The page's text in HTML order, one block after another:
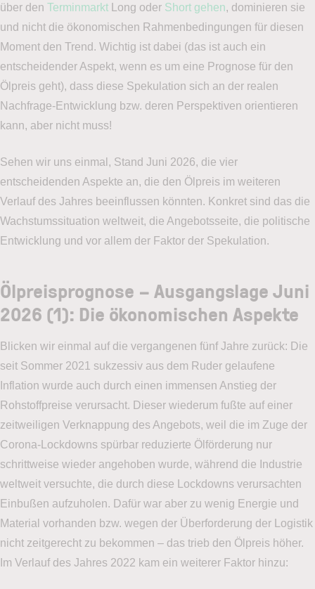
über den Terminmarkt Long oder Short gehen, dominieren sie
und nicht die ökonomischen Rahmenbedingungen für diesen
Moment den Trend. Wichtig ist dabei (das ist auch ein
entscheidender Aspekt, wenn es um eine Prognose für den
Ölpreis geht), dass diese Spekulation sich an der realen
Nachfrage-Entwicklung bzw. deren Perspektiven orientieren
kann, aber nicht muss!
Sehen wir uns einmal, Stand Juni 2026, die vier
entscheidenden Aspekte an, die den Ölpreis im weiteren
Verlauf des Jahres beeinflussen könnten. Konkret sind das die
Wachstumssituation weltweit, die Angebotsseite, die politische
Entwicklung und vor allem der Faktor der Spekulation.
Ölpreisprognose – Ausgangslage Juni
2026 (1): Die ökonomischen Aspekte
Blicken wir einmal auf die vergangenen fünf Jahre zurück: Die
seit Sommer 2021 sukzessiv aus dem Ruder gelaufene
Inflation wurde auch durch einen immensen Anstieg der
Rohstoffpreise verursacht. Dieser wiederum fußte auf einer
zeitweiligen Verknappung des Angebots, weil die im Zuge der
Corona-Lockdowns spürbar reduzierte Ölförderung nur
schrittweise wieder angehoben wurde, während die Industrie
weltweit versuchte, die durch diese Lockdowns verursachten
Einbußen aufzuholen. Dafür war aber zu wenig Energie und
Material vorhanden bzw. wegen der Überforderung der Logistik
nicht zeitgerecht zu bekommen – das trieb den Ölpreis höher.
Im Verlauf des Jahres 2022 kam ein weiterer Faktor hinzu: